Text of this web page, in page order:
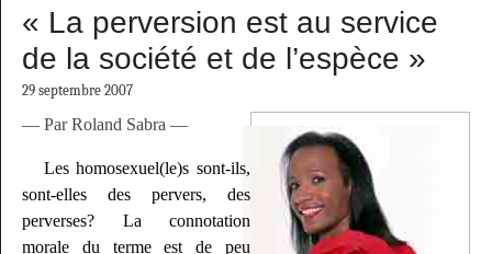
« La perversion est au service
de la société et de l’espèce »
29 septembre 2007
— Par Roland Sabra —
Les homosexuel(le)s sont-ils,
sont-elles des pervers, des
perverses? La connotation
morale du terme est de peu